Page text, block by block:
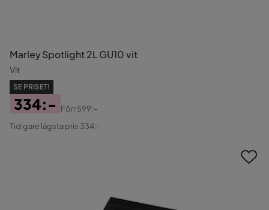
Marley Spotlight 2L GU10 vit
Vit
SE PRISET!
Pris
334:-
Original
Förr599:-
Tidigare lägsta pris 334:-